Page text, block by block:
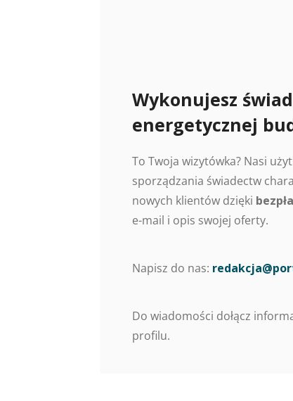
Wykonujesz
energetycznej
To Twoja wizytówka? Nasi
sporządzania świadectw
nowych klientów dzięki
e-mail i opis swojej oferty.
Napisz do nas:
Do wiadomości dołącz
profilu.